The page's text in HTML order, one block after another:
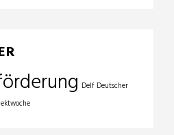
Delf Deutscher